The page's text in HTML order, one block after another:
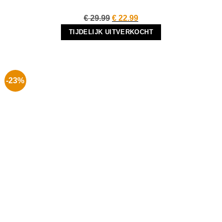
€29.99 Oorspronkelijke
prijs
was:
€ 22.99Huidige
prijs
is:
TIJDELIJK UITVERKOCHT
-23%